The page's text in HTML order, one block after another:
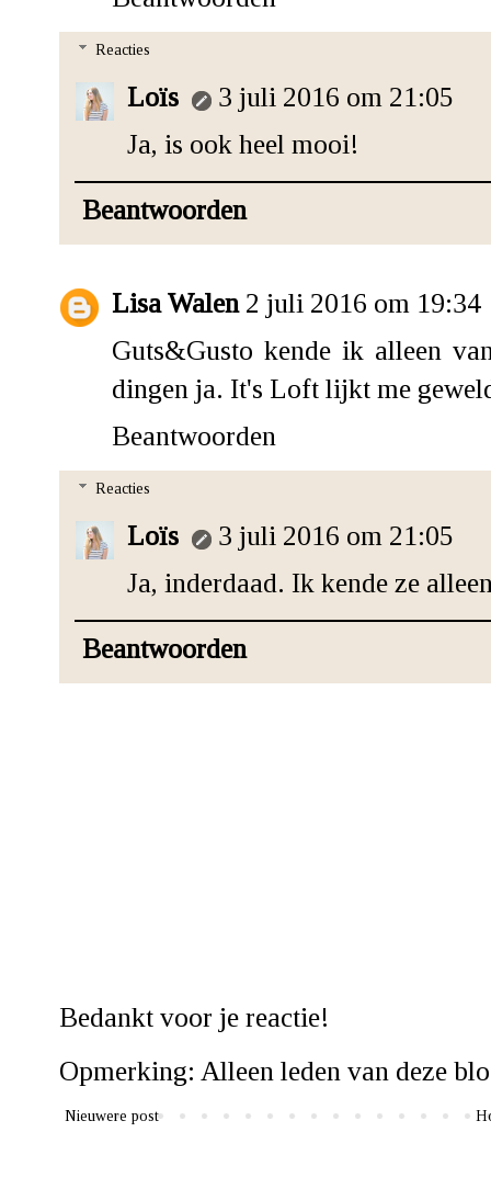
Reacties
Loïs
3 juli 2016 om 21:05
Ja, is ook heel mooi!
Beantwoorden
Lisa Walen 2 juli 2016 om 19:34
Guts&Gusto kende ik alleen
dingen ja. It's Loft lijkt me
Beantwoorden
Reacties
Loïs
3 juli 2016 om 21:05
Ja, inderdaad. Ik kende ze
Beantwoorden
Bedankt voor je reactie!
Opmerking: Alleen leden van deze
Nieuwere post